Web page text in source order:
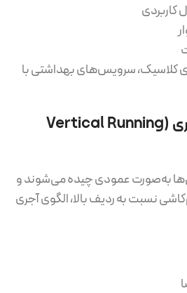
کاربردی
کلاسیک، سرویس‌های بهداشتی با
چیدمان عمودی آجری (Vertical Running
به‌صورت عمودی چیده می‌شوند و
نسبت به ردیف بالا، الگوی آجری